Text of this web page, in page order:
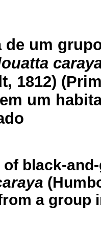
de um
1812)
um
of black-
a group